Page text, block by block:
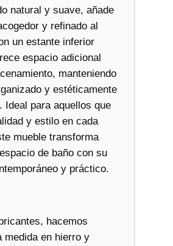
natural y suave, añade
y refinado al
un estante inferior
espacio adicional
manteniendo
y estéticamente
Ideal para aquellos que
y estilo en cada
mueble transforma
de baño con su
y práctico.
hacemos
medida en hierro y